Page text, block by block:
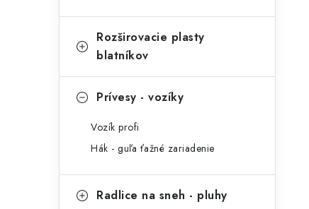
Rozširovacie plasty
blatníkov
Prívesy - vozíky
Vozík profi
Hák - guľa ťažné zariadenie
Radlice na sneh - pluhy